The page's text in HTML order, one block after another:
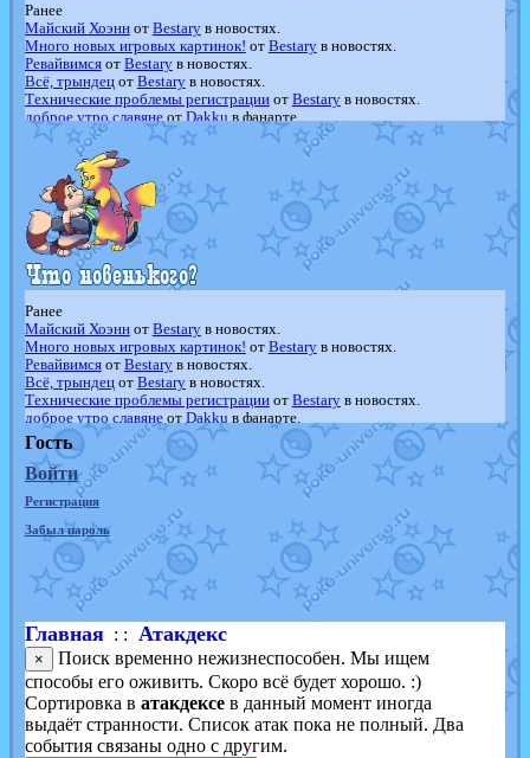
Ранее
Майский Хоэннот Bestaryв новостях.
Много новых игровых картинок! от Bestaryв новостях.
Ревайвимсяот Bestaryв новостях.
Всё, трындецот Bestaryв новостях.
Технические проблемы регистрацииот Bestaryв новостях.
доброе утро славянеот Dakku в фанарте.
Йолда и Мимикью отMavisNyanCatв фанарте.
Недовольный котомангуст
в фанарте.
The Dark Wishmaker
отRandomon
шадоу спиритомботilovearceus
в фанарте.
траббишотilovearceusв фанарте.
Raging BoltотGraceDaFox
в фанарте.
Shadow mismagiusотJOK_julia
в фанарте.
художникот vicavicaв фанарте.
Ранее
Майский Хоэннот Bestaryв новостях.
Много новых игровых картинок! от Bestaryв новостях.
Ревайвимсяот Bestaryв новостях.
Всё, трындецот Bestaryв новостях.
Технические проблемы регистрацииот Bestaryв новостях.
доброе утро славянеот Dakku в фанарте.
Йолда и МимикьюотMavisNyanCat
в фанарте.
Недовольный котомангуст
Randomonв фанарте.
The Dark Wishmaker от Randomon
в фанарте.
шадоу спиритомб
отilovearceus
в фанарте.
траббишот ilovearceusв фанарте.
Raging Boltот GraceDaFox в фанарте.
Shadow mismagiusот JOK_julia
в фанарте.
художник
vicavica в фанарте.
Гость
Войти
Регистрация
Забыл пароль
Главная: : Атакдекс
×
Поиск временно нежизнеспособен. Мы ищем
способы его оживить. Скоро всё будет хорошо. :)
Сортировка в атакдексев данный момент иногда
выдаёт странности. Список атак пока не полный. Два
события связаны одно с другим.